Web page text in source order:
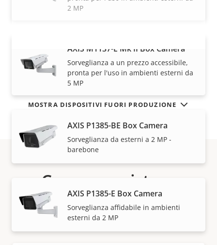
VISUALIZZA DI PIÙ
2 MP
AXIS M1137-E Mk II Box Camera
Sorveglianza a un prezzo accessibile,
pronta per l'uso in ambienti esterni da
5 MP
AXIS P1385-BE Box Camera
Sorveglianza da esterni a 2 MP -
barebone
AXIS P1385-E Box Camera
Sorveglianza affidabile in ambienti
esterni da 2 MP
MOSTRA DISPOSITIVI FUORI PRODUZIONE
Come acquistare
Le soluzioni Axis e i singoli prodotti vengono venduti
e installati da esperti dei nostri partner di fiducia.